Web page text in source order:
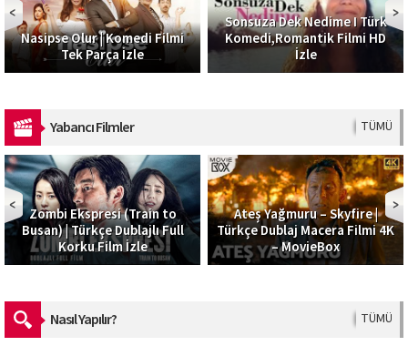
Nasipse Olur | Komedi Filmi
Tek Parça İzle
Sonsuza Dek Nedime I Türk
Komedi,Romantik Filmi HD
İzle
Yabancı Filmler TÜMÜ
Zombi Ekspresi (Train to
Busan) | Türkçe Dublajlı Full
Korku Film İzle
Ateş Yağmuru – Skyfire |
Türkçe Dublaj Macera Filmi 4K
– MovieBox
Nasıl Yapılır? TÜMÜ